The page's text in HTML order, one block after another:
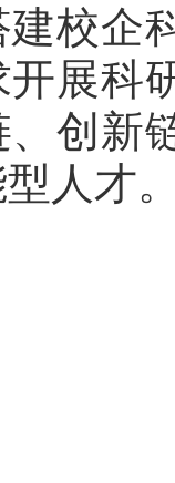
校企
展科
创新
人才